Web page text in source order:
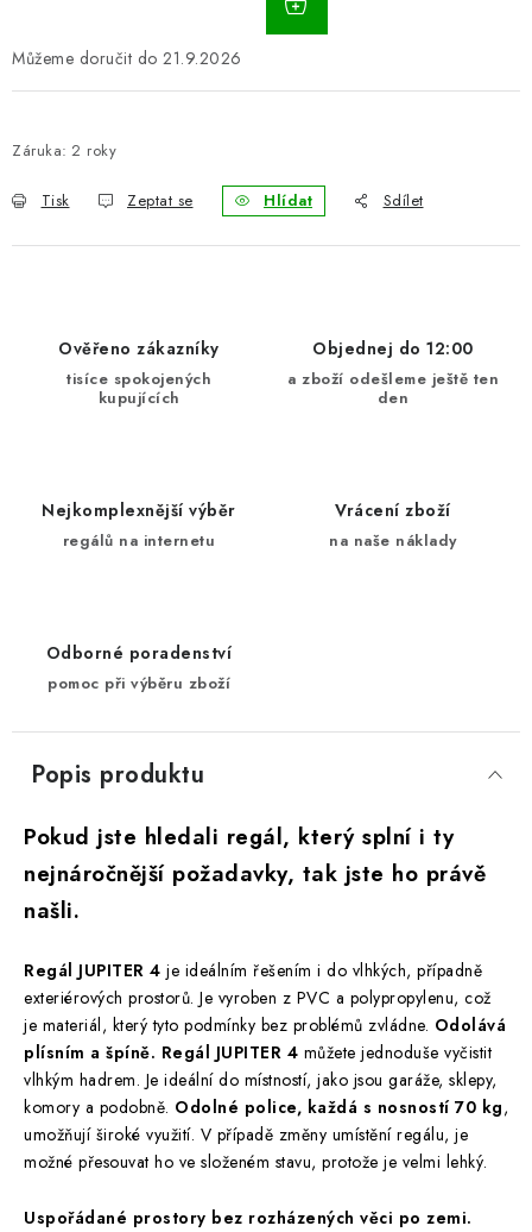
21.9.2026
Záruka: 2 roky
Tisk Zeptat se Hlídat Sdílet
Ověřeno zákazníky
tisíce spokojených
kupujících
Objednej do 12:00
a zboží odešleme ještě ten
den
Nejkomplexnější výběr
regálů na internetu
Vrácení zboží
na naše náklady
Odborné poradenství
pomoc při výběru zboží
Popis produktu
Pokud jste hledali regál, který splní i ty
nejnáročnější požadavky, tak jste ho právě
našli.
Regál JUPITER 4 je ideálním řešením i do vlhkých, případně
exteriérových prostorů. Je vyroben z PVC a polypropylenu, což
je materiál, který tyto podmínky bez problémů zvládne. Odolává
plísním a špíně. Regál JUPITER 4 můžete jednoduše vyčistit
vlhkým hadrem. Je ideální do místností, jako jsou garáže, sklepy,
komory a podobně. Odolné police, každá s nosností 70 kg,
umožňují široké využití. V případě změny umístění regálu, je
možné přesouvat ho ve složeném stavu, protože je velmi lehký.
Uspořádané prostory bez rozházených věci po zemi.